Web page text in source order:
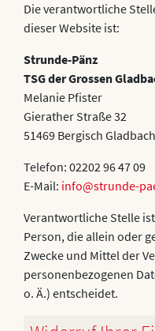
Die verantwortliche
dieser Website ist:
Strunde-Pänz
TSG der Grossen
Melanie Pfister
Gierather Straße 32
51469 Bergisch Gladbach
Telefon: 02202 96 47 09
E-Mail: info@strunde-
Verantwortliche Stelle
Person, die allein oder
Zwecke und Mittel der
personenbezogenen
o. Ä.) entscheidet.